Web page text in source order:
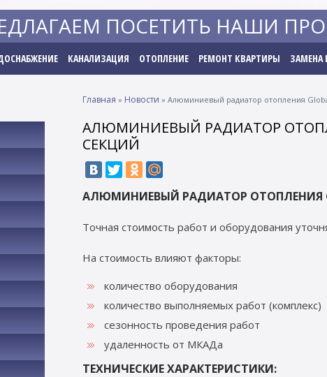
ПОСЕТИТЬ НАШИ
КАНАЛИЗАЦИЯ ОТОПЛЕНИЕ РЕМОНТ КВАРТИРЫ ЗАМЕНА
Главная » Новости » Алюминиевый радиатор отопления
АЛЮМИНИЕВЫЙ РАДИАТОР
СЕКЦИЙ
АЛЮМИНИЕВЫЙ РАДИАТОР ОТОПЛЕНИЯ
Точная стоимость работ и оборудования
На стоимость влияют факторы:
количество оборудования
количество выполняемых работ (комплекс)
сезонность проведения работ
удаленность от МКАДа
ТЕХНИЧЕСКИЕ ХАРАКТЕРИСТИКИ: